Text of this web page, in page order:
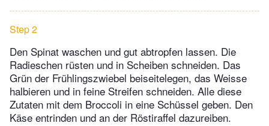
Step 2
Den Spinat waschen und gut abtropfen lassen. Die
Radieschen rüsten und in Scheiben schneiden. Das
Grün der Frühlingszwiebel beiseitelegen, das Weisse
halbieren und in feine Streifen schneiden. Alle diese
Zutaten mit dem Broccoli in eine Schüssel geben. Den
Käse entrinden und an der Röstiraffel dazureiben.